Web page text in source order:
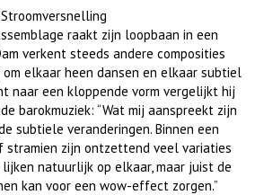
Stroomversnelling
raakt zijn loopbaan in een
verkent steeds andere composities
elkaar heen dansen en elkaar subtiel
naar een kloppende vorm vergelijkt hij
barokmuziek: “Wat mij aanspreekt zijn
subtiele veranderingen. Binnen een
zijn ontzettend veel variaties
natuurlijk op elkaar, maar juist de
kan voor een wow-effect zorgen.”